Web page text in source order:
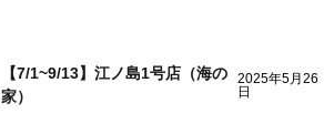
【7/1~9/13】江ノ島1号店（海の
家）
2025年5月26
日